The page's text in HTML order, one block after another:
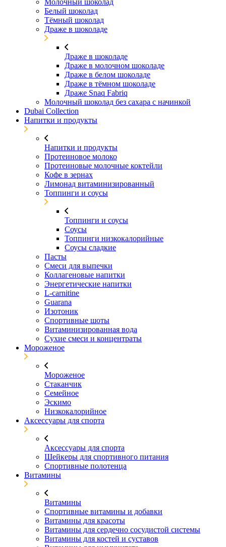
Молочный шоколад
Белый шоколад
Тёмный шоколад
Драже в шоколаде
Драже в шоколаде
Драже в молочном шоколаде
Драже в белом шоколаде
Драже в тёмном шоколаде
Драже Snaq Fabriq
Молочный шоколад без сахара с начинкой
Dubai Collection
Напитки и продукты
Напитки и продукты
Протеиновое молоко
Протеиновые молочные коктейли
Кофе в зернах
Лимонад витаминизированный
Топпинги и соусы
Топпинги и соусы
Соусы
Топпинги низкокалорийные
Соусы сладкие
Пасты
Смеси для выпечки
Коллагеновые напитки
Энергетические напитки
L-carnitine
Guarana
Изотоник
Спортивные шоты
Витаминизированная вода
Сухие смеси и концентраты
Мороженое
Мороженое
Стаканчик
Семейное
Эскимо
Низкокалорийное
Аксессуары для спорта
Аксессуары для спорта
Шейкеры для спортивного питания
Спортивные полотенца
Витамины
Витамины
Спортивные витамины и добавки
Витамины для красоты
Витамины для сердечно сосудистой системы
Витамины для костей и суставов